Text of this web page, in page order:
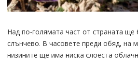
Над по-голямата част от страната
слънчево. В часовете преди обяд, на
низините ще има ниска слоеста